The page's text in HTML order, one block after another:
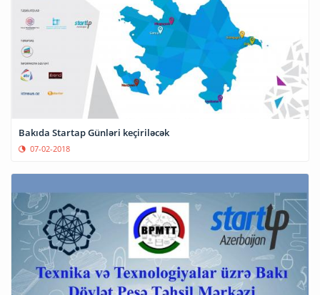
Bakıda Startap Günləri keçiriləcək
07-02-2018